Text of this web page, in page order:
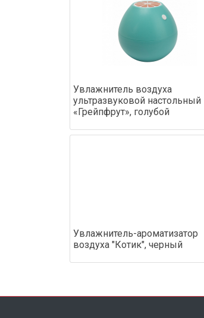
Увлажнитель воздуха
ультразвуковой настольный
«Грейпфрут», голубой
Увлажнитель-ароматизатор
воздуха "Котик", черный